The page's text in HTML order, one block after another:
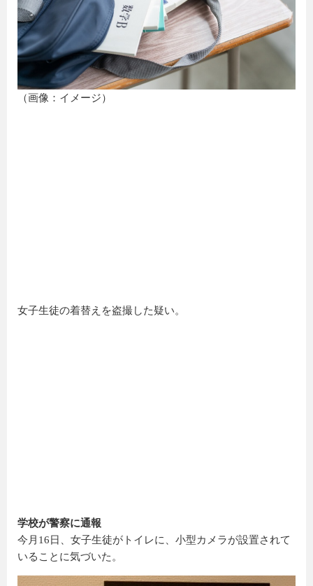
（画像：イメージ）
女子生徒の着替えを盗撮した疑い。
学校が警察に通報
今月16日、女子生徒がトイレに、小型カメラが設置されて
いることに気づいた。